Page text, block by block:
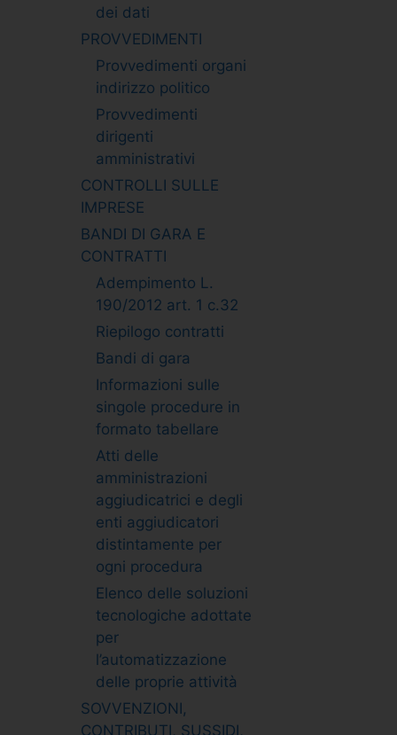
dei dati
PROVVEDIMENTI
Provvedimenti organi
indirizzo politico
Provvedimenti
dirigenti
amministrativi
CONTROLLI SULLE
IMPRESE
BANDI DI GARA E
CONTRATTI
Adempimento L.
190/2012 art. 1 c.32
Riepilogo contratti
Bandi di gara
Informazioni sulle
singole procedure in
formato tabellare
Atti delle
amministrazioni
aggiudicatrici e degli
enti aggiudicatori
distintamente per
ogni procedura
Elenco delle soluzioni
tecnologiche adottate
per
l’automatizzazione
delle proprie attività
SOVVENZIONI,
CONTRIBUTI, SUSSIDI,